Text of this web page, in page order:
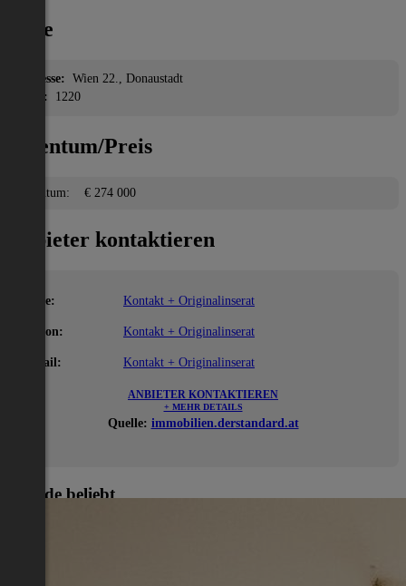
Lage
Adresse: Wien 22., Donaustadt
PLZ:
1220
Eigentum/Preis
Eigentum: € 274 000
Anbieter kontaktieren
Name: Kontakt + Originalinserat
Telefon: Kontakt + Originalinserat
E-Mail: Kontakt + Originalinserat
ANBIETER KONTAKTIEREN
+ MEHR DETAILS
Quelle: immobilien.derstandard.at
Gerade beliebt